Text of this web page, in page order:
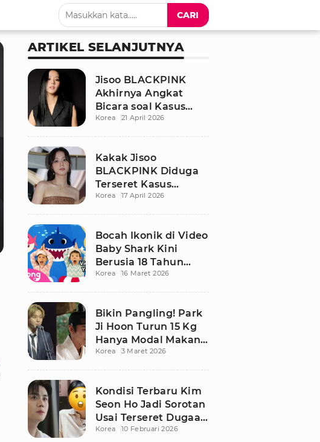
CARI
ARTIKEL SELANJUTNYA
Jisoo BLACKPINK
Akhirnya Angkat
Bicara soal Kasus
Dugaan Pelecehan
Korea 21 April 2026
Kakak Jisoo
BLACKPINK Diduga
Terseret Kasus
Pelecehan Seksual,
Korea 17 April 2026
Bocah Ikonik di Video
Baby Shark Kini
Berusia 18 Tahun
Bikin Publik
Korea 16 Maret 2026
Bikin Pangling! Park
Ji Hoon Turun 15 Kg
Hanya Modal Makan
Apel, Visual
Korea 3 Maret 2026
Kondisi Terbaru Kim
Seon Ho Jadi Sorotan
Usai Terseret Dugaan
Penggelapan Pajak
Korea 10 Februari 2026